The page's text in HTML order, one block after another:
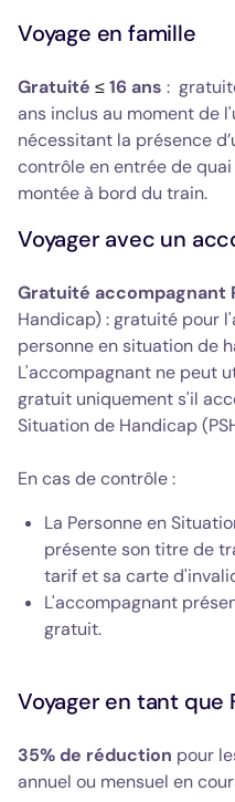
Voyage en famille
Gratuité ≤ 16 ans :
ans inclus au moment de
nécessitant la présence
contrôle en entrée de
montée à bord du train.
Voyager avec un
Gratuité accompagnant
Handicap) : gratuité pour
personne en situation de
L'accompagnant ne peut
gratuit uniquement s'il
Situation de Handicap
En cas de contrôle :
La Personne en
présente son titre de
tarif et sa carte
L'accompagnant
gratuit.
Voyager en tant que
35% de réduction pour
annuel ou mensuel en